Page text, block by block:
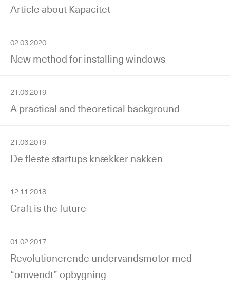
Article about Kapacitet
02.03.2020
New method for installing windows
21.06.2019
A practical and theoretical background
21.06.2019
De fleste startups knækker nakken
12.11.2018
Craft is the future
01.02.2017
Revolutionerende undervandsmotor med
“omvendt” opbygning